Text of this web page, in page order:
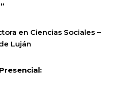
en Ciencias Sociales –
Luján